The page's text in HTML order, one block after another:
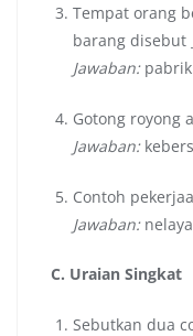
Tempat orang
barang disebut
Jawaban:
Gotong royong
Jawaban:
Contoh
Jawaban:
C. Uraian Singkat
Sebutkan dua